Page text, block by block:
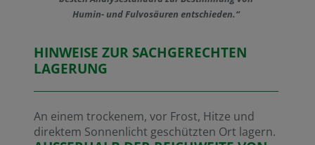
Humin- und Fulvosäuren entschieden.“
HINWEISE ZUR SACHGERECHTEN
LAGERUNG
An einem trockenem, vor Frost, Hitze und
direktem Sonnenlicht geschützten Ort lagern.